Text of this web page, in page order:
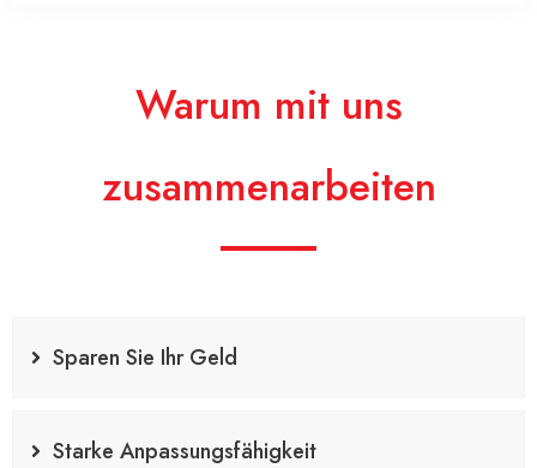
Warum mit uns
zusammenarbeiten
Sparen Sie Ihr Geld
Starke Anpassungsfähigkeit